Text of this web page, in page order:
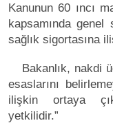
Kanunun 60 ıncı
kapsamında genel
sağlık sigortasına
Bakanlık, nakdi
esaslarını
ilişkin ortaya
yetkilidir.”